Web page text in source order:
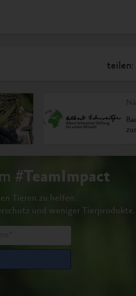
teilen:
#TeamImpact
Tieren zu helfen.
und weniger Tierprodukte.